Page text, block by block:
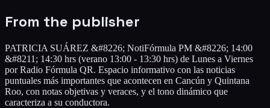
From the publisher
PATRICIA SUÁREZ &#8226; NotiFórmula PM &#8226; 14:00
&#8211; 14:30 hrs (verano 13:00 - 13:30 hrs) de Lunes a Viernes
por Radio Fórmula QR. Espacio informativo con las noticias
puntuales más importantes que acontecen en Cancún y Quintana
Roo, con notas objetivas y veraces, y el tono dinámico que
caracteriza a su conductora.